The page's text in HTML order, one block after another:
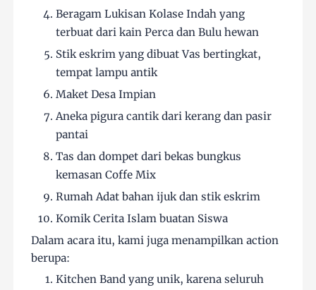
Beragam Lukisan Kolase Indah yang
terbuat dari kain Perca dan Bulu hewan
Stik eskrim yang dibuat Vas bertingkat,
tempat lampu antik
Maket Desa Impian
Aneka pigura cantik dari kerang dan pasir
pantai
Tas dan dompet dari bekas bungkus
kemasan Coffe Mix
Rumah Adat bahan ijuk dan stik eskrim
Komik Cerita Islam buatan Siswa
Dalam acara itu, kami juga menampilkan action
berupa:
Kitchen Band yang unik, karena seluruh